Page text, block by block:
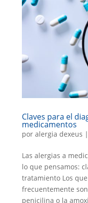
Claves para el
medicamentos
por alergia dexeus |
Las alergias a
lo que pensamos:
tratamiento Los
frecuentemente
penicilina o la